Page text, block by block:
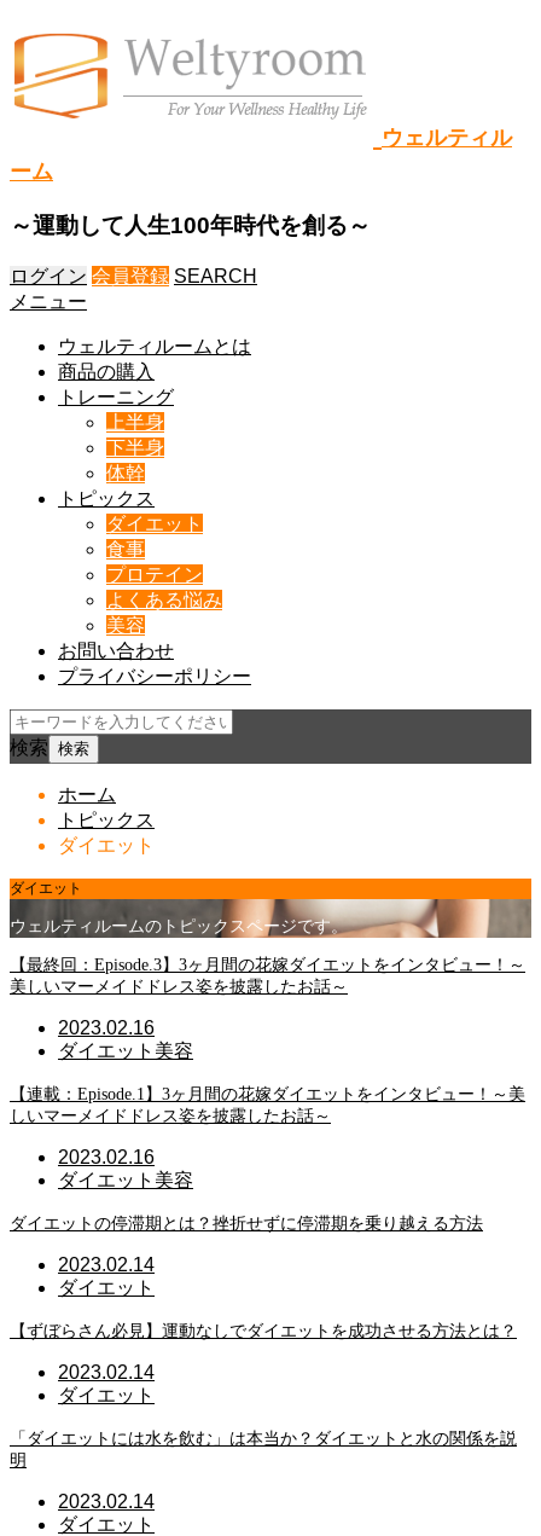
ウェルティル
ーム
～運動して人生100年時代を創る～
ログイン 会員登録 SEARCH
メニュー
ウェルティルームとは
商品の購入
トレーニング
上半身
下半身
体幹
トピックス
ダイエット
食事
プロテイン
よくある悩み
美容
お問い合わせ
プライバシーポリシー
検索
ホーム
トピックス
ダイエット
ダイエット
ウェルティルームのトピックスページです。
【最終回：Episode.3】3ヶ月間の花嫁ダイエットをインタビュー！～
美しいマーメイドドレス姿を披露したお話～
2023.02.16
ダイエット 美容
【連載：Episode.1】3ヶ月間の花嫁ダイエットをインタビュー！～美
しいマーメイドドレス姿を披露したお話～
2023.02.16
ダイエット 美容
ダイエットの停滞期とは？挫折せずに停滞期を乗り越える方法
2023.02.14
ダイエット
【ずぼらさん必見】運動なしでダイエットを成功させる方法とは？
2023.02.14
ダイエット
「ダイエットには水を飲む」は本当か？ダイエットと水の関係を説
明
2023.02.14
ダイエット